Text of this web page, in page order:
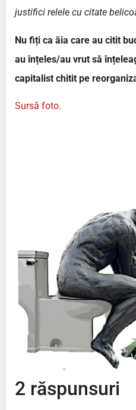
justifici relele cu citate
Nu fiți ca ăia care au citit
au înțeles/au vrut să
capitalist chitit pe
Sursă foto.
2 răspunsuri